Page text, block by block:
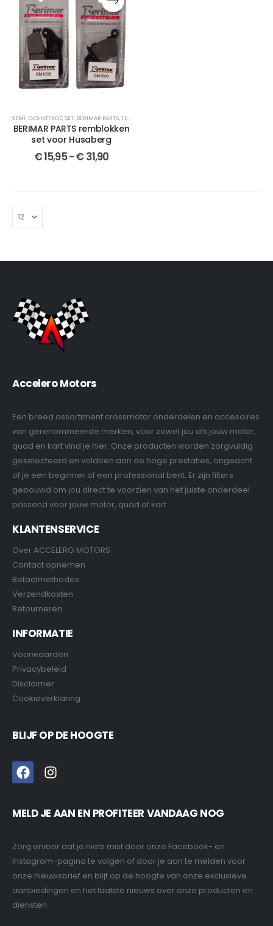
SEMI-GESINTERDE,SET, BERIMAR PARTS,TE 125
BERIMAR PARTS remblokken
set voor Husaberg
€15,95-€ 31,90
Accelero Motors
Een breed assortiment crossmotor onderdelen en accesoires
van gerenommeerde merken, voor zowel jou als jouw motor,
quad en kart vind je hier. Onze producten worden zorgvuldig
geselecteerd en voldoen aan de hoge prestaties, ongeacht
of je een beginner of een professional bent. Er zijn filters
gebouwd om jou direct te voorzien van het juiste onderdeel
passend voor jouw motor, quad of kart
KLANTENSERVICE
Over ACCELERO MOTORS
Contact opnemen
Betaalmethodes
Verzendkosten
Retourneren
INFORMATIE
Voorwaarden
Privacybeleid
Disclaimer
Cookieverklaring
BLIJF OP DE HOOGTE
MELD JE AAN EN PROFITEER VANDAAG NOG
Zorg ervoor dat je niets mist door onze Facebook- en
Instagram-pagina te volgen of door je aan te melden voor
onze nieuwsbrief en blijf op de hoogte van onze exclusieve
aanbiedingen en het laatste nieuws over onze producten en
diensten.